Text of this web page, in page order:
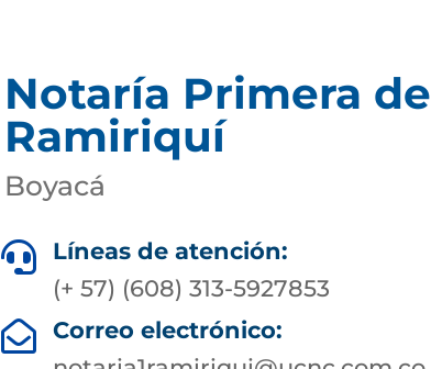
Notaría Primera de
Ramiriquí
Boyacá

Líneas de atención:
(+ 57) (608) 313-5927853

Correo electrónico: